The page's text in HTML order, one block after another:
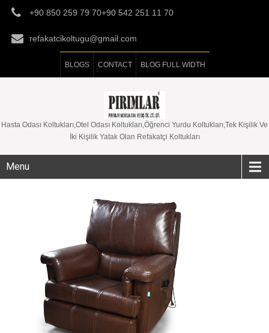
+90 850 259 79 70+90 542 251 11 70
refakatcikoltugu@gmail.com
BLOGS CONTACT BLOG FULL WIDTH
Hasta Odası Koltukları,Otel Odası Koltukları,Öğrenci Yurdu Koltukları,Tek Kişilik Ve
İki Kişilik Yatak Olan Refakatçi Koltukları
Menu